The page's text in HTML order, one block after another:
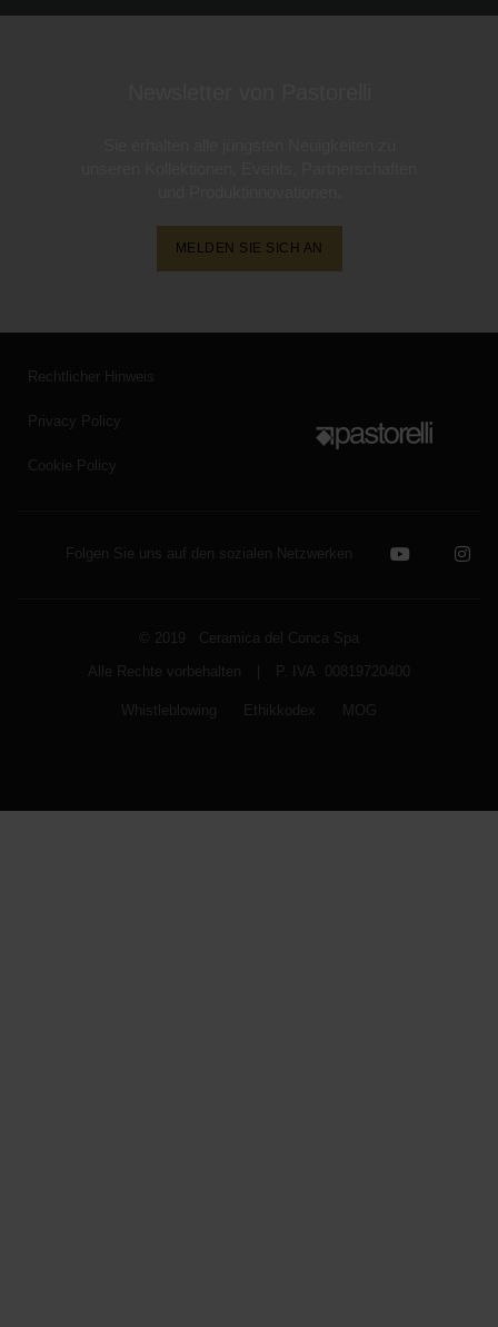
MELDEN SIE SICH AN
Rechtlicher Hinweis
Privacy Policy
Cookie Policy
Folgen Sie uns auf den sozialen Netzwerken
© 2019 Ceramica del Conca Spa
Alle Rechte vorbehalten
P. IVA 00819720400
Whistleblowing Ethikkodex MOG